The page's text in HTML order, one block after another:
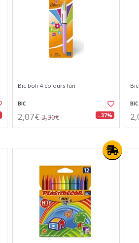
Bic boli 4 colours fun
BIC
2,07€ 3,30€ - 37%
BIC